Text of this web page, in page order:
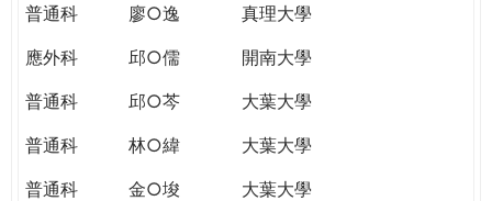
普通科
廖○逸
真理大學
應外科
邱○儒
開南大學
普通科
邱○芩
大葉大學
普通科
林○緯
大葉大學
普通科
金○埈
大葉大學